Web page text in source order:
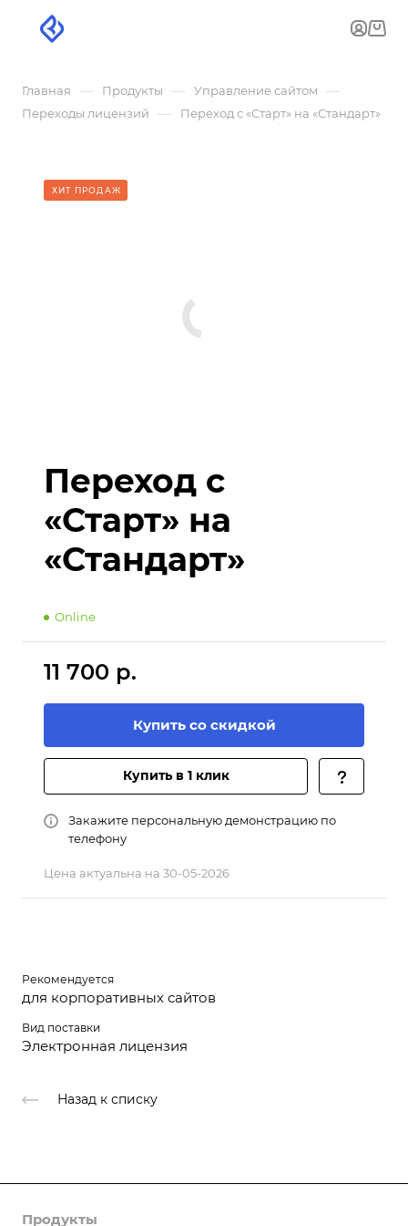
Главная — Продукты — Управление сайтом —
Переходы лицензий — Переход с «Старт» на «Стандарт»
ХИТ ПРОДАЖ
Переход с
«Старт» на
«Стандарт»
Online
11 700 р.
Купить со скидкой
Купить в 1 клик
Закажите персональную демонстрацию по
телефону
Цена актуальна на 30-05-2026
Рекомендуется
для корпоративных сайтов
Вид поставки
Электронная лицензия
Назад к списку
Продукты